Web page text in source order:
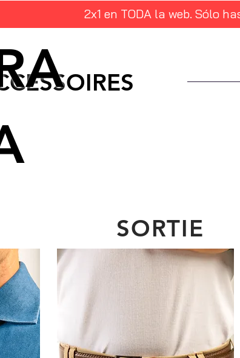
2x1 en TODA la web. Sólo
SORTIE